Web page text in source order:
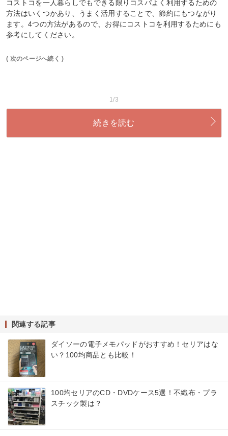
コストコを一人暮らしでもできる限りコスパよく利用するための
方法はいくつかあり、うまく活用することで、節約にもつながり
ます。4つの方法があるので、お得にコストコを利用するためにも
参考にしてください。
( 次のページへ続く )
1/3
続きを読む
関連する記事
ダイソーの電子メモパッドがおすすめ！セリアはな
い？100均商品とも比較！
100均セリアのCD・DVDケース5選！不織布・プラ
スチック製は？